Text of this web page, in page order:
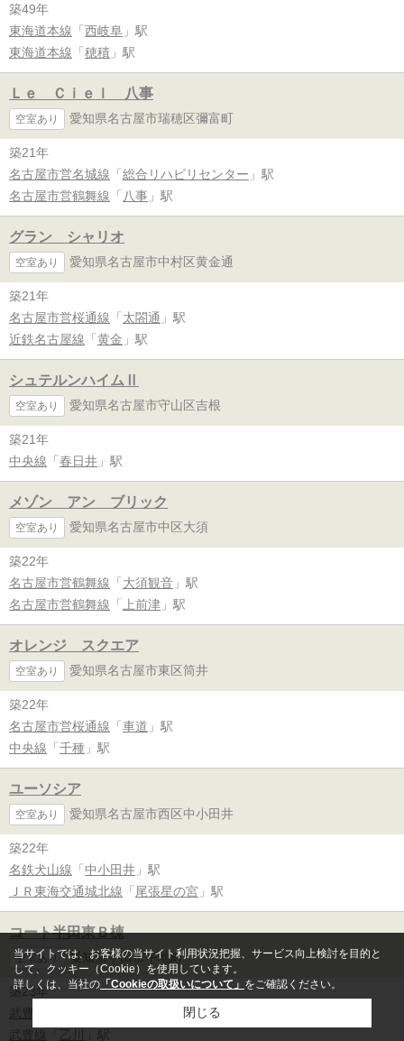
築49年
東海道本線 「 西岐阜 」駅
東海道本線 「 穂積 」駅
Ｌｅ Ｃｉｅｌ 八事
空室あり 愛知県名古屋市瑞穂区彌富町
築21年
名古屋市営名城線 「 総合リハビリセンター 」駅
名古屋市営鶴舞線 「 八事 」駅
グラン シャリオ
空室あり 愛知県名古屋市中村区黄金通
築21年
名古屋市営桜通線 「 太閤通 」駅
近鉄名古屋線 「 黄金 」駅
シュテルンハイムⅡ
空室あり 愛知県名古屋市守山区吉根
築21年
中央線 「 春日井 」駅
メゾン アン ブリック
空室あり 愛知県名古屋市中区大須
築22年
名古屋市営鶴舞線 「 大須観音 」駅
名古屋市営鶴舞線 「 上前津 」駅
オレンジ スクエア
空室あり 愛知県名古屋市東区筒井
築22年
名古屋市営桜通線 「 車道 」駅
中央線 「 千種 」駅
ユーソシア
空室あり 愛知県名古屋市西区中小田井
築22年
名鉄犬山線 「 中小田井 」駅
ＪＲ東海交通城北線 「 尾張星の宮 」駅
コート半田東Ｂ棟
空室あり 愛知県半田市平地町
築23年
武豊線
乙川 」駅
当サイトでは、お客様の当サイト利用状況把握、サービス向上検討を目的と
して、クッキー（Cookie）を使用しています。
詳しくは、当社の 「Cookieの取扱いについて」 をご確認ください。
閉じる